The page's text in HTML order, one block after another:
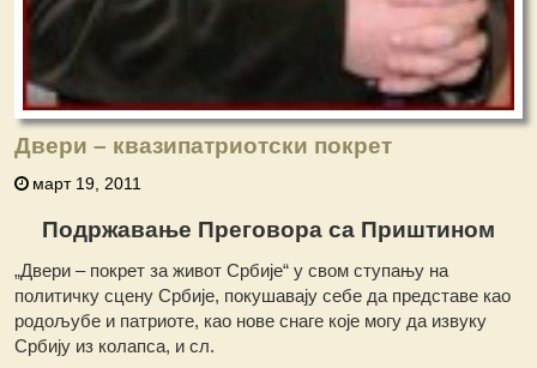
Двери – квазипатриотски покрет
март 19, 2011
Подржавање Преговора са Приштином
„Двери – покрет за живот Србије“ у свом ступању на
политичку сцену Србије, покушавају себе да представе као
родољубе и патриоте, као нове снаге које могу да извуку
Србију из колапса, и сл.